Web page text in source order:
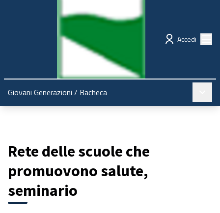
Regione Emilia-Romagna Partecipazione
Accedi
Giovani Generazioni / Bacheca
Rete delle scuole che
promuovono salute,
seminario